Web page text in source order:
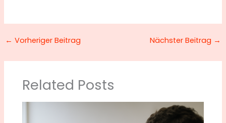
← Vorheriger Beitrag Nächster Beitrag →
Related Posts